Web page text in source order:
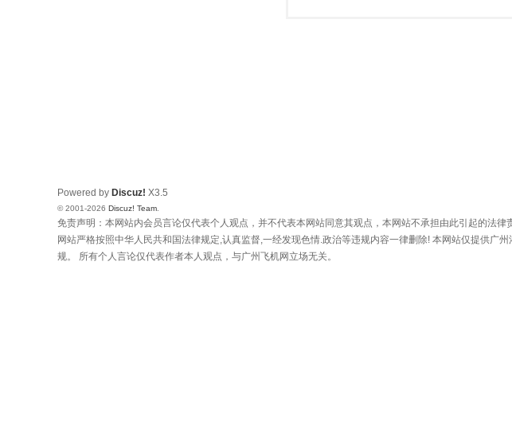
Powered by Discuz! X3.5
© 2001-2026 Discuz! Team
免责声明： 本网站内会员言论仅代表个人观点，并不代表本网站同意其观点，本网站不承担由此引起的法
网站严格按照中华人民共和国法律规定,认真监督,一经发现色情.政治等违规内容一律删除! 本网站仅提供
规。 所有个人言论仅代表作者本人观点，与广州飞机网立场无关。